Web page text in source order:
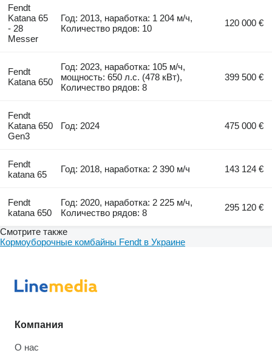
Fendt
Katana 65
- 28
Messer
Год: 2013, наработка: 1 204 м/ч,
Количество рядов: 10
120 000 €
Fendt
Katana 650
Год: 2023, наработка: 105 м/ч,
мощность: 650 л.с. (478 кВт),
Количество рядов: 8
399 500 €
Fendt
Katana 650
Gen3
Год: 2024 475 000 €
Fendt
katana 65
Год: 2018, наработка: 2 390 м/ч 143 124 €
Fendt
katana 650
Год: 2020, наработка: 2 225 м/ч,
Количество рядов: 8
295 120 €
Смотрите также
Кормоуборочные комбайны Fendt в Украине
Компания
О нас